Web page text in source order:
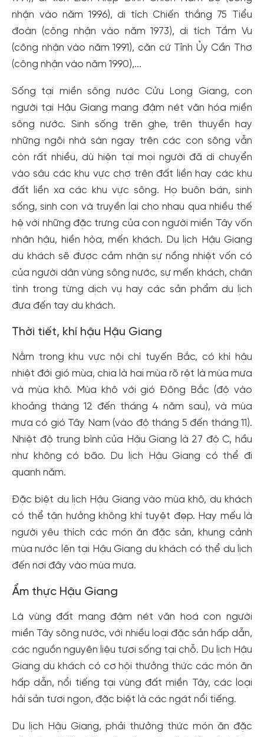
nhận vào năm 1996), di tích Chiến thắng 75 Tiểu
đoàn (công nhận vào năm 1973), di tích Tầm Vu
(công nhận vào năm 1991), căn cứ Tỉnh Ủy Cần Thơ
(công nhận vào năm 1990),...
Sống tại miền sông nước Cửu Long Giang, con
người tại Hậu Giang mang đậm nét văn hóa miền
sông nước. Sinh sống trên ghe, trên thuyền hay
những ngôi nhà sàn ngay trên các con sông vẫn
còn rất nhiều, dù hiện tại mọi người đã di chuyển
vào sâu các khu vực chợ trên đất liền hay các khu
đất liền xa các khu vực sông. Họ buôn bán, sinh
sống, sinh con và truyền lại cho nhau qua nhiều thế
hệ với những đặc trưng của con người miền Tây vốn
nhân hậu, hiền hòa, mến khách. Du lịch Hậu Giang
du khách sẽ được cảm nhận sự nồng nhiệt vốn có
của người dân vùng sông nước, sự mến khách, chân
tình trong từng dịch vụ hay các sản phẩm du lịch
đưa đến tay du khách.
Thời tiết, khí hậu Hậu Giang
Nằm trong khu vực nội chí tuyến Bắc, có khí hậu
nhiệt đới gió mùa, chia là hai mùa rõ rệt là mùa mưa
và mùa khô. Mùa khô với gió Đông Bắc (độ vào
khoảng tháng 12 đến tháng 4 năm sau), và mùa
mưa có gió Tây Nam (vào độ tháng 5 đến tháng 11).
Nhiệt độ trung bình của Hậu Giang là 27 độ C, hầu
như không có bão. Du lịch Hậu Giang có thể đi
quanh năm.
Đặc biệt du lịch Hậu Giang vào mùa khô, du khách
có thể tận hưởng không khí tuyệt đẹp. Hay mếu là
người yêu thích các món ăn đặc sản, khung cảnh
mùa nước lên tại Hậu Giang du khách có thể du lịch
đến nơi đây vào mùa mưa.
Ẩm thực Hậu Giang
Là vùng đất mang đậm nét văn hoá con người
miền Tây sông nước, với nhiều loại đặc sản hấp dẫn,
các nguồn nguyên liệu tươi sống tại chỗ. Du lịch Hậu
Giang du khách có cơ hội thưởng thức các món ăn
hấp dẫn, nổi tiếng tại vùng đất miền Tây, các loại
hải sản tươi ngon, đặc biệt là các ngát nổi tiếng.
Du lịch Hậu Giang, phải thưởng thức món ăn đặc